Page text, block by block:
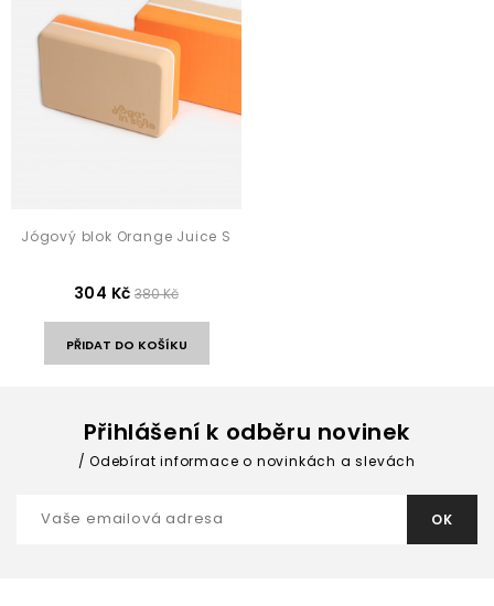
Jógový blok Orange Juice S
304 Kč 380 Kč
PŘIDAT DO KOŠÍKU
Přihlášení k odběru novinek
Odebírat informace o novinkách a slevách